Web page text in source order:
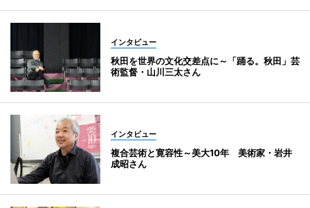
インタビュー
秋田を世界の文化交差点に～「踊る。秋田」芸
術監督・山川三太さん
インタビュー
複合芸術と寛容性～美大10年 美術家・岩井
成昭さん